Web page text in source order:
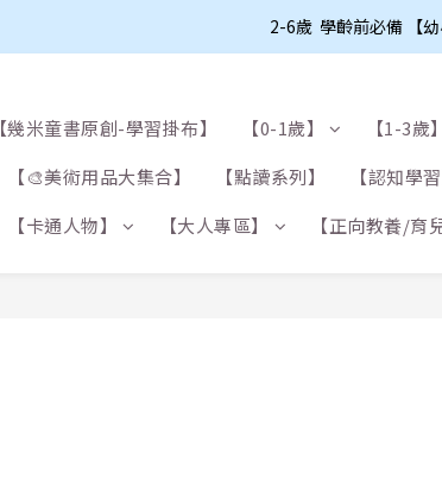
2-6歲  學齡前必備 【幼
【幾米童書原創-學習掛布】 【0-1歲】 【1-3歲】
【🎨美術用品大集合】 【點讀系列】 【認知學習
【卡通人物】 【大人專區】 【正向教養/育